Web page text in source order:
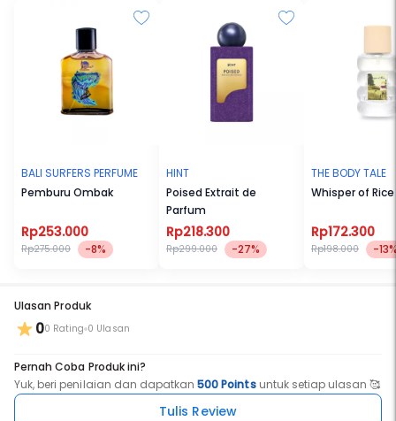
BALI SURFERS PERFUME
Pemburu Ombak
Rp253.000
Rp275.000 -8%
HINT
Poised Extrait de
Parfum
Rp218.300
Rp299.000 -27%
THE BODY TALE
Whisper of Rice
Rp172.300
Rp198.000 -
Ulasan Produk
00 Rating 0 Ulasan
Pernah Coba Produk ini?
Yuk, beri penilaian dan dapatkan500 Pointsuntuk setiap ulasan 🥰
Tulis Review